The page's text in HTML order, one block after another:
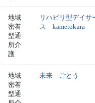
地域
密着
型通
所介
護
リハビリ型デイサ
ス kametokura
地域
密着
型通
未来 ごとう